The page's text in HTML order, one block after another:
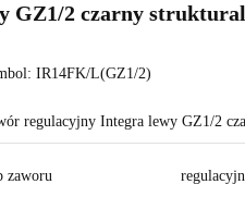
GZ1/2 czarny
IR14FK/L(GZ1/2)
regulacyjny Integra lewy GZ1/2
zaworu